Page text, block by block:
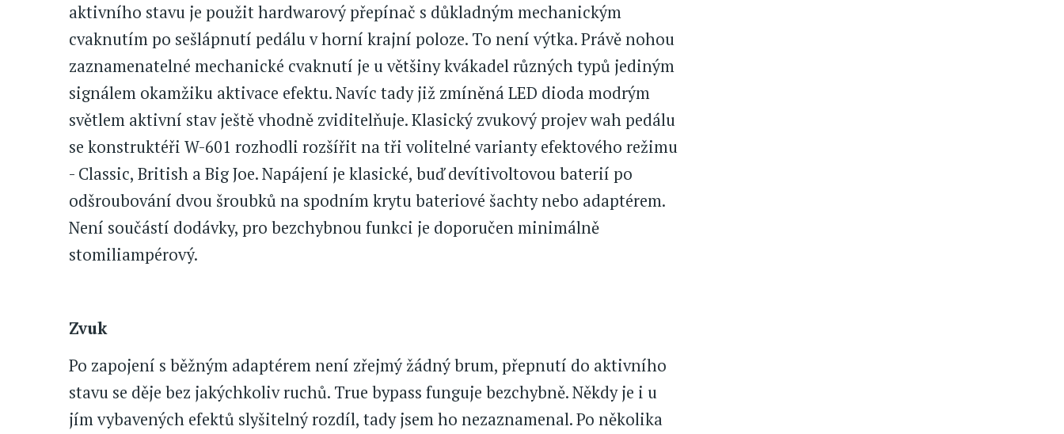
aktivního stavu je použit hardwarový přepínač s důkladným mechanickým
cvaknutím po sešlápnutí pedálu v horní krajní poloze. To není výtka. Právě nohou
zaznamenatelné mechanické cvaknutí je u většiny kvákadel různých typů jediným
signálem okamžiku aktivace efektu. Navíc tady již zmíněná LED dioda modrým
světlem aktivní stav ještě vhodně zviditelňuje. Klasický zvukový projev wah pedálu
se konstruktéři W-601 rozhodli rozšířit na tři volitelné varianty efektového režimu
- Classic, British a Big Joe. Napájení je klasické, buď devítivoltovou baterií po
odšroubování dvou šroubků na spodním krytu bateriové šachty nebo adaptérem.
Není součástí dodávky, pro bezchybnou funkci je doporučen minimálně
stomiliampérový.
Zvuk
Po zapojení s běžným adaptérem není zřejmý žádný brum, přepnutí do aktivního
stavu se děje bez jakýchkoliv ruchů. True bypass funguje bezchybně. Někdy je i u
jím vybavených efektů slyšitelný rozdíl, tady jsem ho nezaznamenal. Po několika